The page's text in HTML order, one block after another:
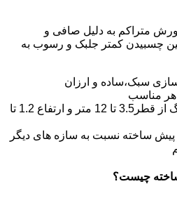
متراکم به دلیل صافی و
چسبیدن کمتر جلبک و رسوب به
سبک،ساده و ارزان
مناسب
امکان ساخت ابعاد بزرگ از قطر3.5 تا 12 متر و ارتفاع 1.2 تا
ساخته نسبت به سازه های دیگر
چیست؟